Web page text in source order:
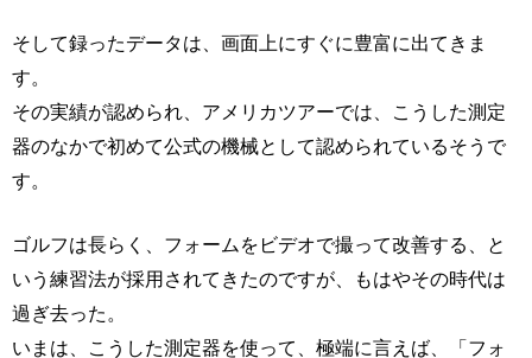
そして録ったデータは、画面上にすぐに豊富に出てきま
す。
その実績が認められ、アメリカツアーでは、こうした測定
器のなかで初めて公式の機械として認められているそうで
す。
ゴルフは長らく、フォームをビデオで撮って改善する、と
いう練習法が採用されてきたのですが、もはやその時代は
過ぎ去った。
いまは、こうした測定器を使って、極端に言えば、「フォ